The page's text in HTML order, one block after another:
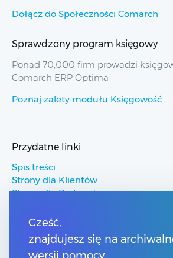
Dołącz do Społeczności Comarch
Sprawdzony program księgowy
Ponad 70,000 firm prowadzi
Comarch ERP Optima
Poznaj zalety modułu Księgowość
Przydatne linki
Spis treści
Strony dla Klientów
Strony dla Partnerów
Pomoc Comarch Betterfly
Pomoc Comarch e-Sklep
Pomoc Comarch HRM
Cześć,
znajdujesz się na